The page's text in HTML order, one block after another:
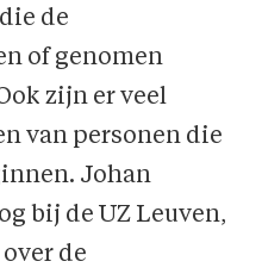
de
of genomen
zijn er veel
van personen die
Johan
bij de UZ Leuven,
de